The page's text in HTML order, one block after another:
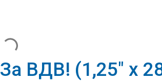
За ВДВ! (1,25″ х